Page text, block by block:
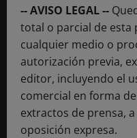
-- AVISO LEGAL --
total o parcial de
cualquier medio o
autorización previa,
editor, incluyendo el
comercial en forma
extractos de prensa,
oposición expresa.